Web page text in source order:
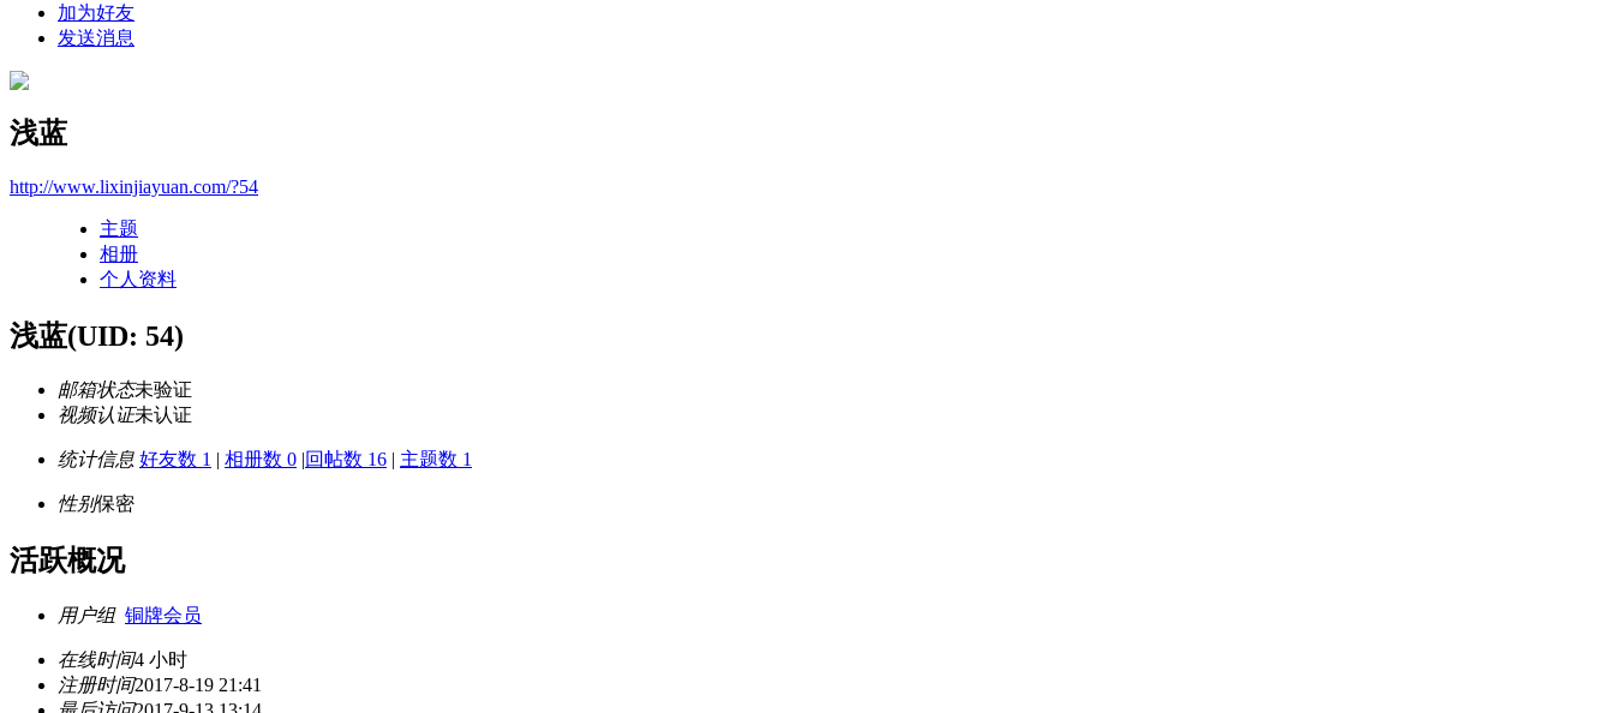
加为好友
发送消息
浅蓝
http://www.lixinjiayuan.com/?54
主题
相册
个人资料
浅蓝(UID: 54)
邮箱状态未验证
视频认证未认证
统计信息 好友数 1 | 相册数 0 |回帖数 16 | 主题数 1
性别保密
活跃概况
用户组 铜牌会员
在线时间4 小时
注册时间2017-8-19 21:41